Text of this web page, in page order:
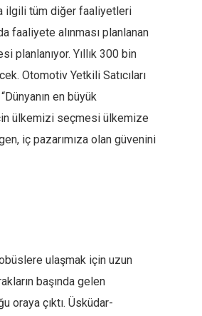
ilgili tüm diğer faaliyetleri
faaliyete alınması planlanan
planlanıyor. Yıllık 300 bin
Otomotiv Yetkili Satıcıları
en büyük
ülkemizi seçmesi ülkemize
iç pazarımıza olan güvenini
ulaşmak için uzun
başında gelen
oraya çıktı. Üsküdar-